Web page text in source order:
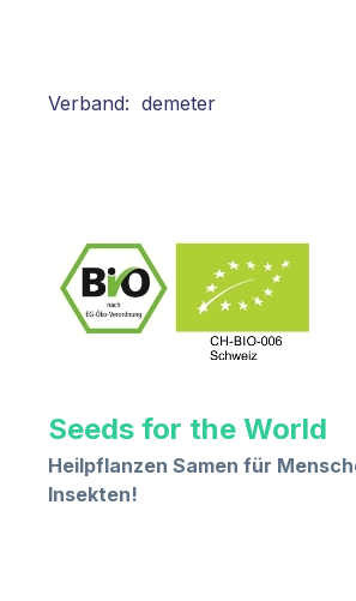
Verband: demeter
Seeds for the World
Heilpflanzen Samen für
Insekten!